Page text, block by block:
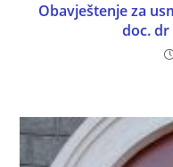
Obavještenje za
doc. dr